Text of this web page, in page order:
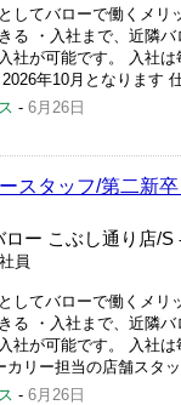
してバローで働くメ
る ・入社まで、近隣
社が可能です。 入社
年10月となります
- 6月26日
スタッフ/第二新
ロー こぶし通り店/S
員
してバローで働くメ
る ・入社まで、近隣
社が可能です。 入社
リー担当の店舗スタ
- 6月26日